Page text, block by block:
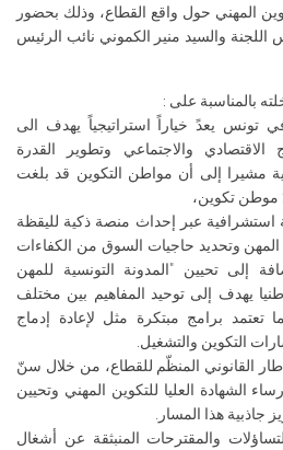
المهني حول واقع القطاع، وذلك بحضور
اللجنة والسيد منير الكموني نائب الرئيس
بالمناسبة على :
تونس يعدً خياراً استراتيجياً يهدف الى
والاجتماعي وتطوير القدرة
مشيرا إلى أن مواطن التكوين قد بلغت
استشرافية عبر إحداث منصة ذكية لليقظة
وتحديد حاجيات السوق من الكفاءات
إلى تحيين "المدونة التونسية للمهن
يهدف إلى توحيد المفاهيم بين مختلف
برامج مبتكرة مثل لإعادة إدماج
التكوين والتشغيل.
القانوني المنظّم للقطاع، من خلال سنّ
الشهادة العليا للتكوين المهني وتحيين
جاذبية هذا المسار.
والمقترحات المنبثقة عن أشغال